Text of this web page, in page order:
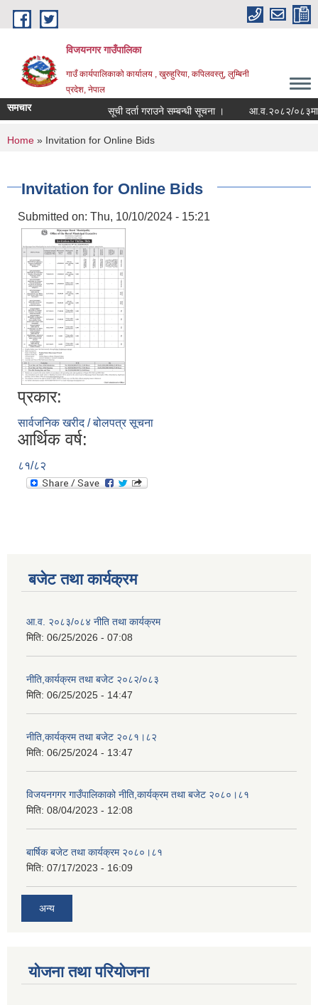
Skip to main content
विजयनगर गाउँपालिका
गाउँ कार्यपालिकाको कार्यालय , खुरुहुरिया, कपिलवस्तु, लुम्बिनी
प्रदेश, नेपाल
समचार सूची दर्ता गराउने सम्बन्धी सूचना । आ.व.२०८२/०८३मा
You are here
Home » Invitation for Online Bids
Invitation for Online Bids
Submitted on: Thu, 10/10/2024 - 15:21
प्रकार:
सार्वजनिक खरीद / बोलपत्र सूचना
आर्थिक वर्ष:
८१/८२
बजेट तथा कार्यक्रम
आ.व. २०८३/०८४ नीति तथा कार्यक्रम
मिति: 06/25/2026 - 07:08
नीति,कार्यक्रम तथा बजेट २०८२/०८३
मिति: 06/25/2025 - 14:47
नीति,कार्यक्रम तथा बजेट २०८१।८२
मिति: 06/25/2024 - 13:47
विजयनगगर गाउँपालिकाको नीति,कार्यक्रम तथा बजेट २०८०।८१
मिति: 08/04/2023 - 12:08
बार्षिक बजेट तथा कार्यक्रम २०८०।८१
मिति: 07/17/2023 - 16:09
अन्य
योजना तथा परियोजना